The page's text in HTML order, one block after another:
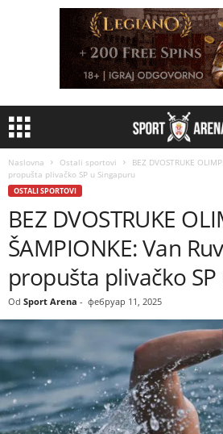
Naslovna Ostali sportovi
BEZ DVOSTRUKE
propušta plivačko SP u Singapuru
OSTALI SPORTOVI
BEZ DVOSTRUKE
ŠAMPIONKE: Van
propušta plivačko
Od Sport Arena - фебруар 11, 2025